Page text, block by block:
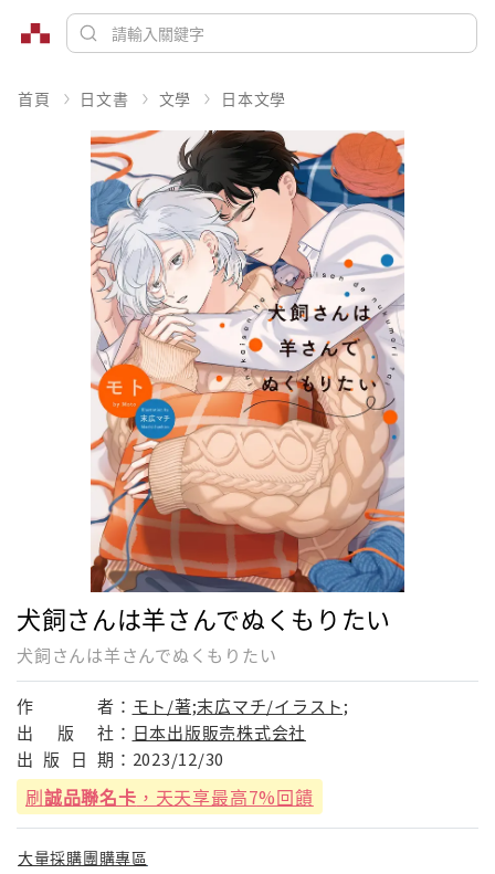
首頁 日文書 文學 日本文學
犬飼さんは羊さんでぬくもりたい
犬飼さんは羊さんでぬくもりたい
作 者： モト/著;末広マチ/イラスト;
出
版 社： 日本出版販売株式会社
出 版 日 期： 2023/12/30
刷誠品聯名卡 ，天天享最高7%回饋
大量採購團購專區